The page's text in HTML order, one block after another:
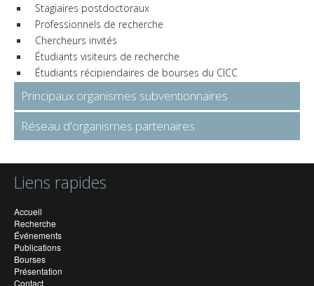
Stagiaires postdoctoraux
Professionnels de recherche
Chercheurs invités
Étudiants visiteurs de recherche
Étudiants récipiendaires de bourses du CICC
Principaux organismes subventionnaires
Réseau d'organismes partenaires
Liens rapides
Accueil
Recherche
Événements
Publications
Bourses
Présentation
Contact